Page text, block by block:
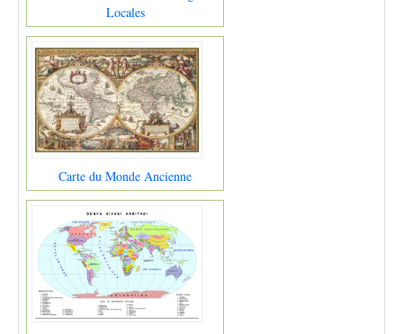
Locales
Carte du Monde Ancienne